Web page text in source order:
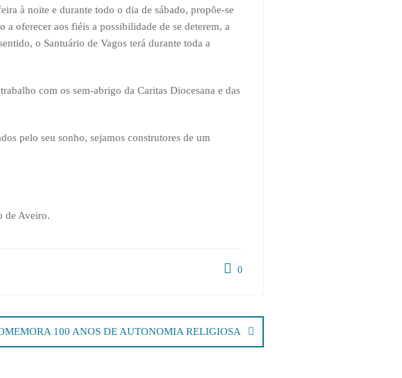
à noite e durante todo o dia de sábado, propõe-se
oferecer aos fiéis a possibilidade de se deterem, a
o Santuário de Vagos terá durante toda a
com os sem-abrigo da Caritas Diocesana e das
pelo seu sonho, sejamos construtores de um
de Aveiro.
0
100 ANOS DE AUTONOMIA RELIGIOSA